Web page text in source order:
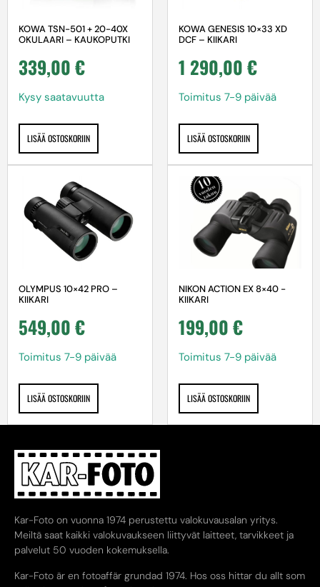
KOWA TSN-501 + 20-40X
OKULAARI – KAUKOPUTKI
339,00€
Kysy saatavuutta
LISÄÄ OSTOSKORIIN
KOWA GENESIS 10×33 XD
DCF – KIIKARI
1 290,00€
Toimitus 7-9 päivää
LISÄÄ OSTOSKORIIN
OLYMPUS 10×42 PRO –
KIIKARI
549,00€
Toimitus 7-9 päivää
LISÄÄ OSTOSKORIIN
NIKON ACTION EX 8×40 -
KIIKARI
199,00€
Toimitus 7-9 päivää
LISÄÄ OSTOSKORIIN
Kar-Foto on vuonna 1974 perustettu valokuvausalan yritys.
Meiltä saat kaikki valokuvaukseen liittyvät laitteet, tarvikkeet ja
palvelut 50 vuoden kokemuksella.
Kar-Foto är en fotoaffär grundad 1974. Hos oss hittar du allt som